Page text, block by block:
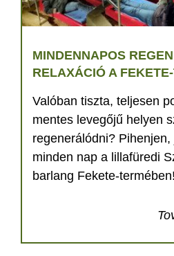
MINDENNAPOS
RELAXÁCIÓ A
Valóban tiszta, teljesen
mentes levegőjű helyen
regenerálódni?
minden nap a lillafüredi
barlang Fekete-termében!